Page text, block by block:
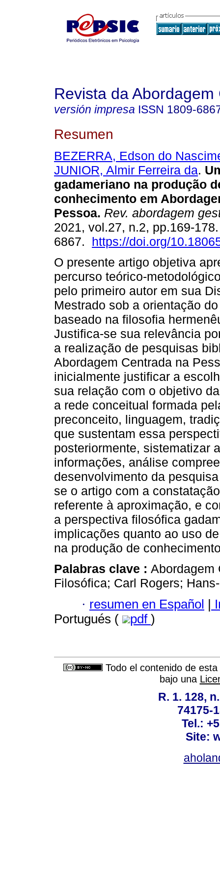
Revista da Abordagem
versión impresa ISSN 1809-
Resumen
BEZERRA, Edson do
JUNIOR, Almir Ferreira da.
gadameriano na produção
conhecimento em
Pessoa. Rev. abordagem
2021, vol.27, n.2, pp.169-
6867. https://doi.org/
O presente artigo objetiva
percurso teórico-
pelo primeiro autor em sua
Mestrado sob a orientação
baseado na filosofia
Justifica-se sua relevância
a realização de pesquisas
Abordagem Centrada na
inicialmente justificar a
sua relação com o objetivo
a rede conceitual formada
preconceito, linguagem,
que sustentam essa
posteriormente, sistematizar
informações, análise
desenvolvimento da
se o artigo com a
referente à aproximação, e
a perspectiva filosófica
implicações quanto ao uso
na produção de
Palabras clave : Abordagem
Filosófica; Carl Rogers;
· resumen en Español |
Portugués (
pdf )
Todo el contenido de
bajo una
R. 1. 128,
74175-
Tel.:
Site: